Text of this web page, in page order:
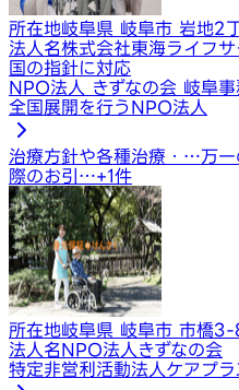
所在地岐阜県 岐阜市 岩地2
法人名株式会社東海ライフサ
国の指針に対応
NPO法人 きずなの会 岐阜事
全国展開を行うNPO法人
治療方針や各種治療・…万
際のお引…+1件
所在地岐阜県 岐阜市 市橋
法人名NPO法人きずなの会
特定非営利活動法人ケアプラ